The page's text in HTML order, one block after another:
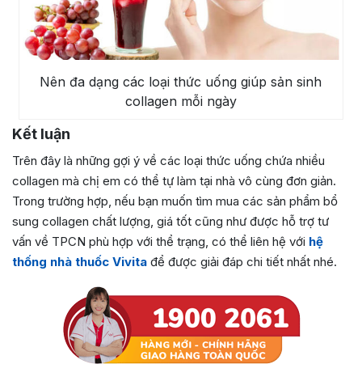
Nên đa dạng các loại thức uống giúp sản sinh
collagen mỗi ngày
Kết luận
Trên đây là những gợi ý về các loại thức uống chứa nhiều
collagen mà chị em có thể tự làm tại nhà vô cùng đơn giản.
Trong trường hợp, nếu bạn muốn tìm mua các sản phẩm bổ
sung collagen chất lượng, giá tốt cũng như được hỗ trợ tư
vấn về TPCN phù hợp với thể trạng, có thể liên hệ với hệ
thống nhà thuốc Vivita để được giải đáp chi tiết nhất nhé.